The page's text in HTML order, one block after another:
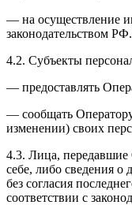
— на осуществление
законодательством РФ.
4.2. Субъекты
— предоставлять
— сообщать
изменении) своих
4.3. Лица, передавшие
себе, либо сведения о
без согласия
соответствии с